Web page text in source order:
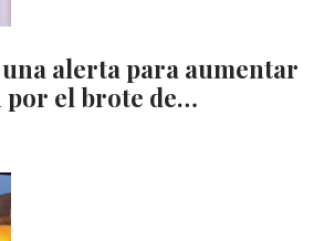
una alerta para aumentar
por el brote de…